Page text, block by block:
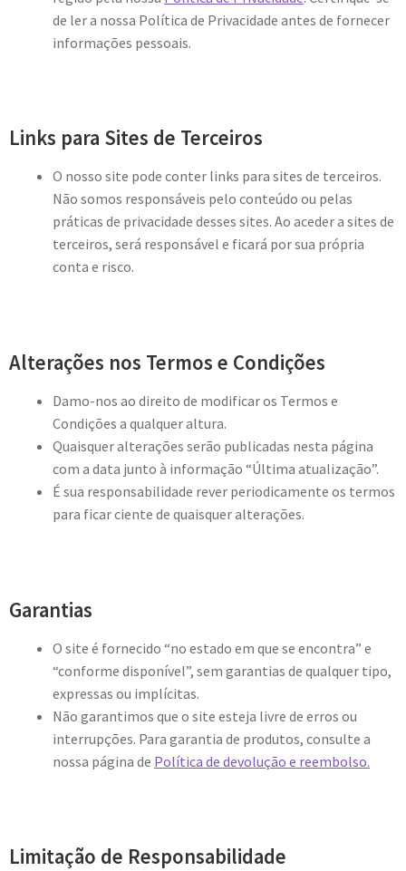
de ler a nossa Política de Privacidade antes de fornecer
informações pessoais.
Links para Sites de Terceiros
O nosso site pode conter links para sites de terceiros.
Não somos responsáveis pelo conteúdo ou pelas
práticas de privacidade desses sites. Ao aceder a sites de
terceiros, será responsável e ficará por sua própria
conta e risco.
Alterações nos Termos e Condições
Damo-nos ao direito de modificar os Termos e
Condições a qualquer altura.
Quaisquer alterações serão publicadas nesta página
com a data junto à informação “Última atualização”.
É sua responsabilidade rever periodicamente os termos
para ficar ciente de quaisquer alterações.
Garantias
O site é fornecido “no estado em que se encontra” e
“conforme disponível”, sem garantias de qualquer tipo,
expressas ou implícitas.
Não garantimos que o site esteja livre de erros ou
interrupções. Para garantia de produtos, consulte a
nossa página de Política de devolução e reembolso.
Limitação de Responsabilidade